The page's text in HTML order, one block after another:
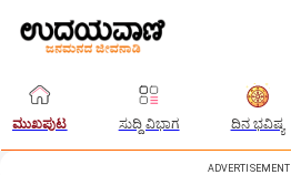
ಮುಖಪುಟ ಸುದ್ದಿ ವಿಭಾಗ ದಿನ ಭವಿಷ್ಯ
ADVERTISEMENT